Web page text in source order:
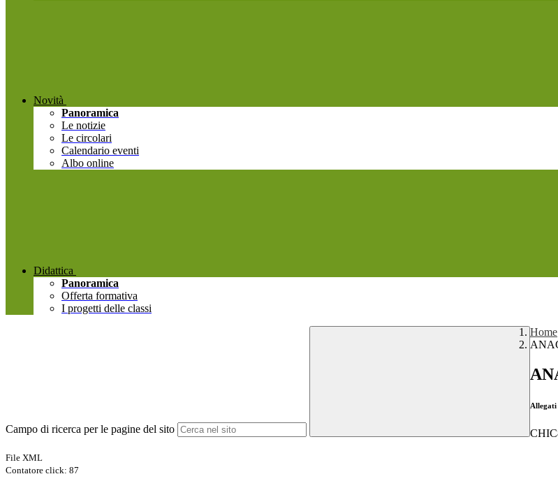
Novità
Panoramica
Le notizie
Le circolari
Calendario eventi
Albo online
Didattica
Panoramica
Offerta formativa
I progetti delle classi
Campo di ricerca per le pagine del sito
Home
Allegati
File XML
Contatore click: 87